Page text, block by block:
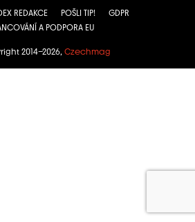
REDAKCE POŠLI TIP!
GDPR
A PODPORA EU
2014–2026, Czechmag